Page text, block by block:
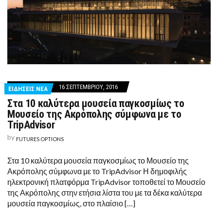
ΕΙΔΗΣΕΙΣ ΝΕΑ 16 ΣΕΠΤΕΜΒΡΊΟΥ, 2016
Στα 10 καλύτερα μουσεία παγκοσμίως το
Μουσείο της Ακρόπολης σύμφωνα με το
TripAdvisor
by FUTURES OPTIONS
Στα 10 καλύτερα μουσεία παγκοσμίως το Μουσείο της
Ακρόπολης σύμφωνα με το TripAdvisor Η δημοφιλής
ηλεκτρονική πλατφόρμα TripAdvisor τοποθετεί το Μουσείο
της Ακρόπολης στην ετήσια λίστα του με τα δέκα καλύτερα
μουσεία παγκοσμίως, στο πλαίσιο […]